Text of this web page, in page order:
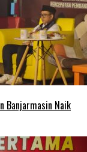
Banjarmasin Naik